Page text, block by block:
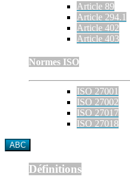
Article 89
Article 294.1
Article 402
Article 403
Normes ISO
ISO 27001
ISO 27002
ISO 27017
ISO 27018
ABC
Définitions